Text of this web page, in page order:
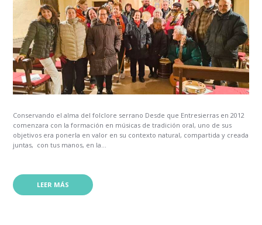
Conservando el alma del folclore serrano Desde que Entresierras en 2012
comenzara con la formación en músicas de tradición oral, uno de sus
objetivos era ponerla en valor en su contexto natural, compartida y creada
juntas, con tus manos, en la...
LEER MÁS